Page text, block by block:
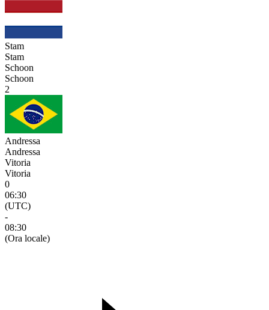
Stam
Stam
Schoon
Schoon
2
Andressa
Andressa
Vitoria
Vitoria
0
06:30
(UTC)
-
08:30
(Ora locale)